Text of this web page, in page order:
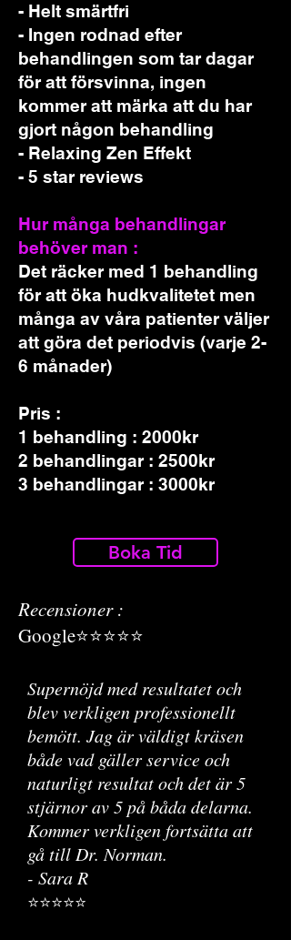
- Helt smärtfri
- Ingen rodnad efter
behandlingen som tar dagar
för att försvinna, ingen
kommer att märka att du har
gjort någon behandling
- Relaxing Zen Effekt
- 5 star reviews
Hur många behandlingar
behöver man :
Det räcker med 1 behandling
för att öka hudkvalitetet men
många av våra patienter väljer
att göra det periodvis (varje 2-
6 månader)
Pris :
1 behandling : 2000kr
2 behandlingar : 2500kr
3 behandlingar : 3000kr
Boka Tid
Recensioner :
Google⭐⭐⭐⭐⭐
Supernöjd med resultatet och
blev verkligen professionellt
bemött. Jag är väldigt kräsen
både vad gäller service och
naturligt resultat och det är 5
stjärnor av 5 på båda delarna.
Kommer verkligen fortsätta att
gå till Dr. Norman.
- Sara R
⭐⭐⭐⭐⭐